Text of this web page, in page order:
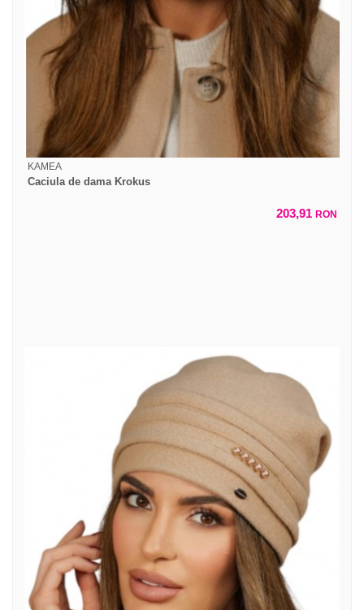
KAMEA
Caciula de dama Krokus
203,91 RON